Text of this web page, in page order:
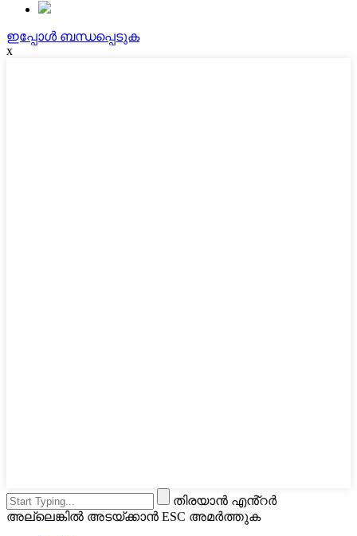
ഇപ്പോൾ ബന്ധപ്പെടുക
x
തിരയാൻ എൻ്റർ
അല്ലെങ്കിൽ അടയ്ക്കാൻ ESC അമർത്തുക